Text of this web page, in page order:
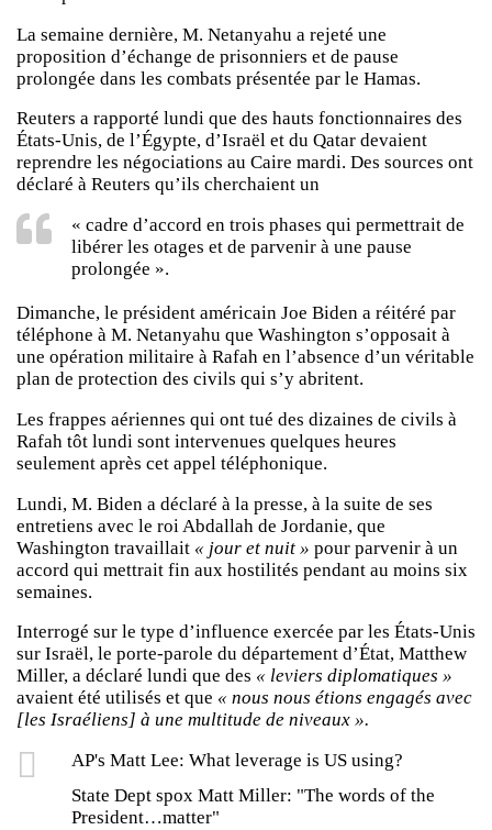
La semaine dernière, M. Netanyahu a rejeté une
proposition d’échange de prisonniers et de pause
prolongée dans les combats présentée par le Hamas.
Reuters a rapporté lundi que des hauts fonctionnaires des
États-Unis, de l’Égypte, d’Israël et du Qatar devaient
reprendre les négociations au Caire mardi. Des sources ont
déclaré à Reuters qu’ils cherchaient un
« cadre d’accord en trois phases qui permettrait de
libérer les otages et de parvenir à une pause
prolongée ».
Dimanche, le président américain Joe Biden a réitéré par
téléphone à M. Netanyahu que Washington s’opposait à
une opération militaire à Rafah en l’absence d’un véritable
plan de protection des civils qui s’y abritent.
Les frappes aériennes qui ont tué des dizaines de civils à
Rafah tôt lundi sont intervenues quelques heures
seulement après cet appel téléphonique.
Lundi, M. Biden a déclaré à la presse, à la suite de ses
entretiens avec le roi Abdallah de Jordanie, que
Washington travaillait « jour et nuit » pour parvenir à un
accord qui mettrait fin aux hostilités pendant au moins six
semaines.
Interrogé sur le type d’influence exercée par les États-Unis
sur Israël, le porte-parole du département d’État, Matthew
Miller, a déclaré lundi que des « leviers diplomatiques »
avaient été utilisés et que « nous nous étions engagés avec
[les Israéliens] à une multitude de niveaux ».
AP's Matt Lee: What leverage is US using?
State Dept spox Matt Miller: "The words of the
President…matter"